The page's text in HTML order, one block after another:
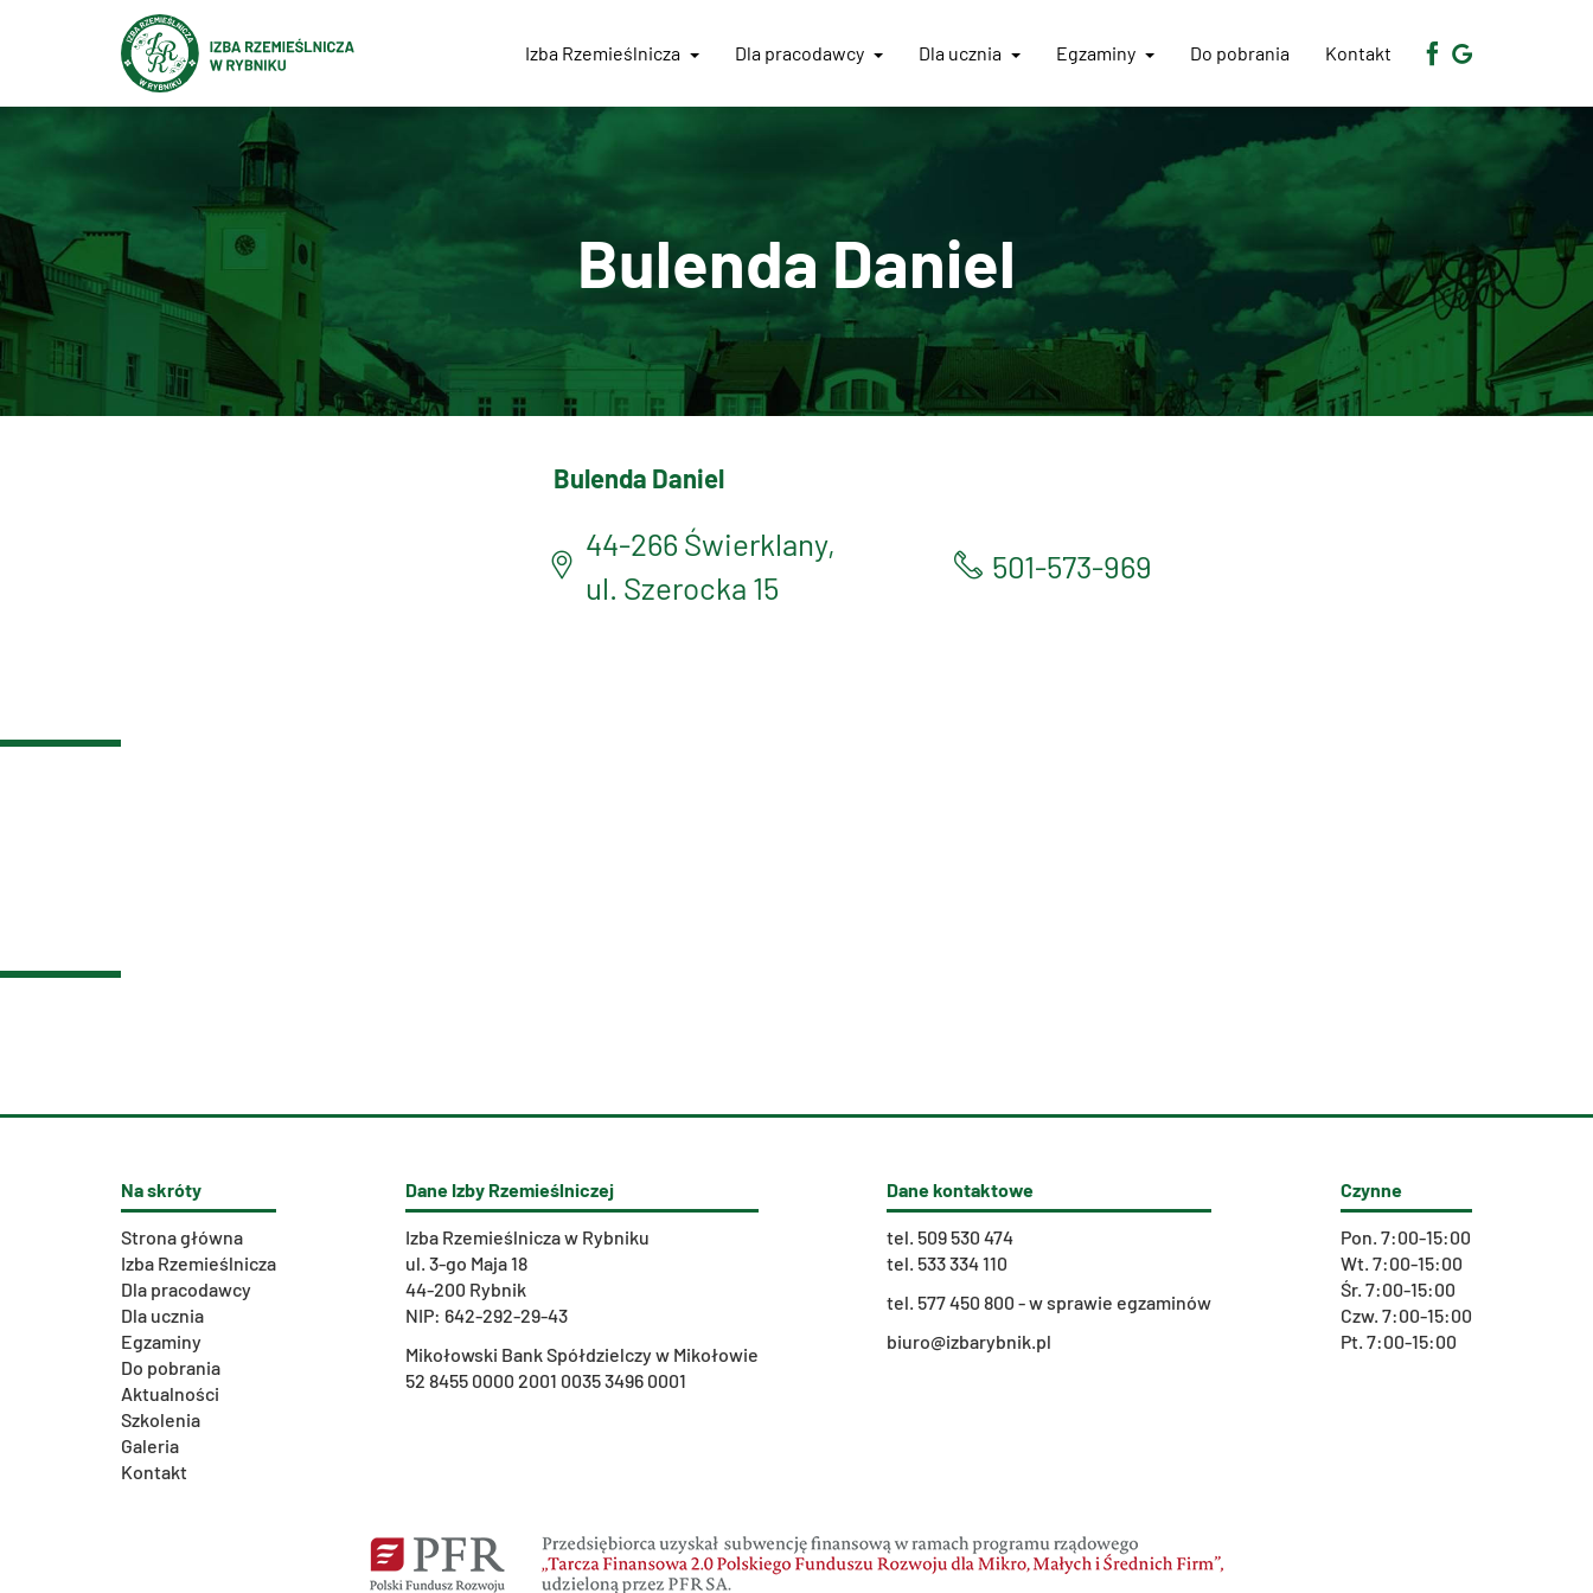
Izba Rzemieślnicza Dla pracodawcy Dla ucznia Egzaminy Do pobrania Kontakt
Bulenda Daniel
Bulenda Daniel
44-266 Świerklany,
ul. Szerocka 15
501-573-969
Na skróty
Strona główna
Izba Rzemieślnicza
Dla pracodawcy
Dla ucznia
Egzaminy
Do pobrania
Aktualności
Szkolenia
Galeria
Kontakt
Dane Izby Rzemieślniczej
Izba Rzemieślnicza w Rybniku
ul. 3-go Maja 18
44-200 Rybnik
NIP: 642-292-29-43
Mikołowski Bank Spółdzielczy w Mikołowie
52 8455 0000 2001 0035 3496 0001
Dane kontaktowe
tel. 509 530 474
tel. 533 334 110
tel. 577 450 800 - w sprawie egzaminów
biuro@izbarybnik.pl
Czynne
Pon. 7:00-15:00
Wt. 7:00-15:00
Śr. 7:00-15:00
Czw. 7:00-15:00
Pt. 7:00-15:00